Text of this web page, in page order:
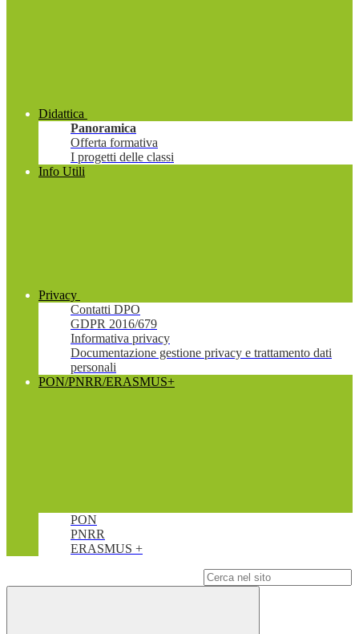
Didattica
Panoramica
Offerta formativa
I progetti delle classi
Info Utili
Privacy
Contatti DPO
GDPR 2016/679
Informativa privacy
Documentazione gestione privacy e trattamento dati
personali
PON/PNRR/ERASMUS+
PON
PNRR
ERASMUS +